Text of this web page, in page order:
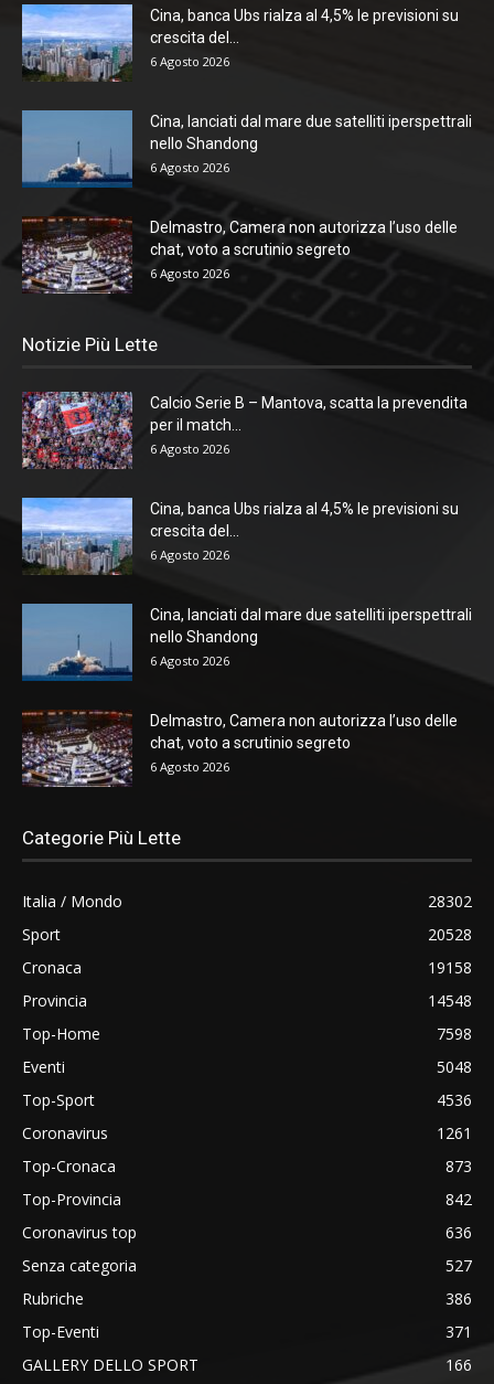
Cina, banca Ubs rialza al 4,5% le previsioni su
crescita del...
6 Agosto 2026
Cina, lanciati dal mare due satelliti iperspettrali
nello Shandong
6 Agosto 2026
Delmastro, Camera non autorizza l’uso delle
chat, voto a scrutinio segreto
6 Agosto 2026
Notizie Più Lette
Calcio Serie B – Mantova, scatta la prevendita
per il match...
6 Agosto 2026
Cina, banca Ubs rialza al 4,5% le previsioni su
crescita del...
6 Agosto 2026
Cina, lanciati dal mare due satelliti iperspettrali
nello Shandong
6 Agosto 2026
Delmastro, Camera non autorizza l’uso delle
chat, voto a scrutinio segreto
6 Agosto 2026
Categorie Più Lette
Italia / Mondo
28302
Sport
20528
Cronaca
19158
Provincia
14548
Top-Home
7598
Eventi
5048
Top-Sport
4536
Coronavirus
1261
Top-Cronaca
873
Top-Provincia
842
Coronavirus top
636
Senza categoria
527
Rubriche
386
Top-Eventi
371
GALLERY DELLO SPORT
166